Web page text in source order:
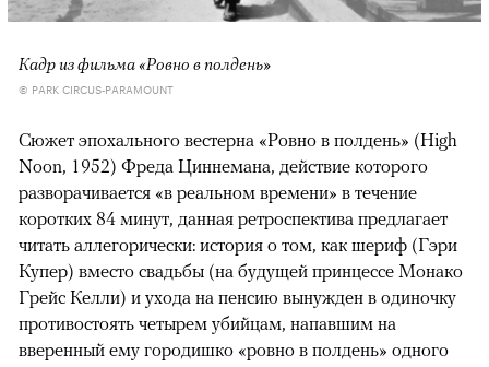
Кадр из фильма «Ровно в полдень»
© PARK CIRCUS-PARAMOUNT
Сюжет эпохального вестерна «Ровно в полдень» (High
Noon, 1952) Фреда Циннемана, действие которого
разворачивается «в реальном времени» в течение
коротких 84 минут, данная ретроспектива предлагает
читать аллегорически: история о том, как шериф (Гэри
Купер) вместо свадьбы (на будущей принцессе Монако
Грейс Келли) и ухода на пенсию вынужден в одиночку
противостоять четырем убийцам, напавшим на
вверенный ему городишко «ровно в полдень» одного